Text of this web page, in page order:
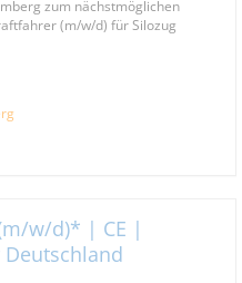
zum nächstmöglichen
(m/w/d) für Silozug
w/d)* | CE |
Deutschland